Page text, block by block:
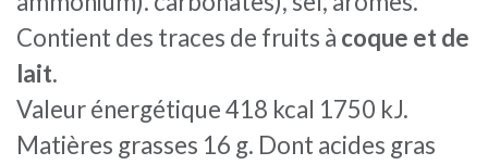
Contient des traces de fruits à coque et de
lait.
Valeur énergétique 418 kcal 1750 kJ.
Matières grasses 16 g. Dont acides gras